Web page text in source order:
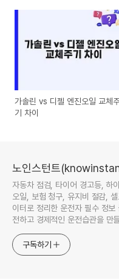
가솔린 vs 디젤 엔진오일 교체
기 차이
노인스턴트
자동차 점검, 타이어 경고등, 하
오일, 보험 청구, 유지비 절감,
이터로 정리한 운전자 필수 정
전하고 경제적인 운전습관을 만
구독하기